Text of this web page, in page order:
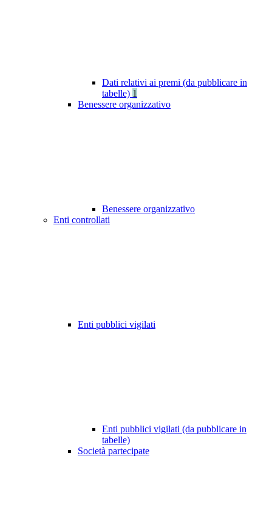
Dati relativi ai premi (da pubblicare in
tabelle) 1
Benessere organizzativo
Benessere organizzativo
Enti controllati
Enti pubblici vigilati
Enti pubblici vigilati (da pubblicare in
tabelle)
Società partecipate